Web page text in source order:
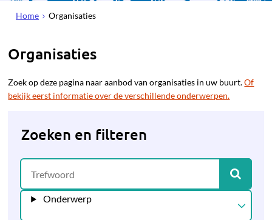
Home Organisaties
Organisaties
Zoek op deze pagina naar aanbod van organisaties in uw buurt.Of
bekijk eerst informatie over de verschillende onderwerpen.
Zoeken en filteren
Onderwerp